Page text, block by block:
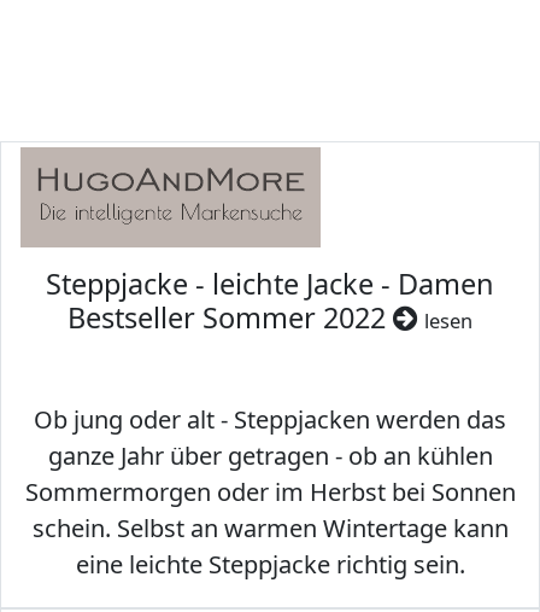
Steppjacke - leichte Jacke - Damen
Bestseller Sommer 2022
lesen
Ob jung oder alt - Steppjacken werden das
ganze Jahr über getragen - ob an kühlen
Sommermorgen oder im Herbst bei Sonnen
schein. Selbst an warmen Wintertage kann
eine leichte Steppjacke richtig sein.